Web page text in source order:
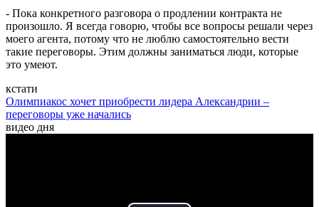
- Пока конкретного разговора о продлении контракта не
произошло. Я всегда говорю, чтобы все вопросы решали через
моего агента, потому что не люблю самостоятельно вести
такие переговоры. Этим должны заниматься люди, которые
это умеют.
кстати
Олимпиакос хочет приобрести лидера Александрии –
переговоры уже начались
видео дня